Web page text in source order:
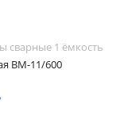
сварные 1 ёмкость
ВМ-11/600